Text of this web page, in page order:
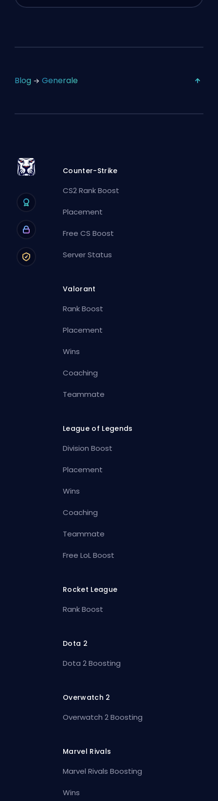
Blog Generale
Counter-Strike
CS2 Rank Boost
Placement
Free CS Boost
Server Status
Valorant
Rank Boost
Placement
Wins
Coaching
Teammate
League of Legends
Division Boost
Placement
Wins
Coaching
Teammate
Free LoL Boost
Rocket League
Rank Boost
Dota 2
Dota 2 Boosting
Overwatch 2
Overwatch 2 Boosting
Marvel Rivals
Marvel Rivals Boosting
Wins